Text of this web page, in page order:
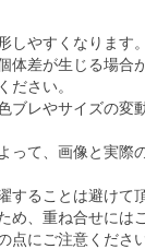
しやすくなります。
体差が生じる場合
ださい。
ブレやサイズの変
って、画像と実際
することは避けて
め、重ね合せには
点にご注意ください